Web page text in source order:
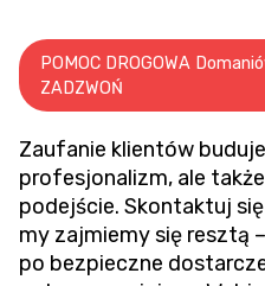
POMOC DROGOWA
ZADZWOŃ
Zaufanie klientów
profesjonalizm, ale
podejście. Skontaktuj
my zajmiemy się resztą
po bezpieczne